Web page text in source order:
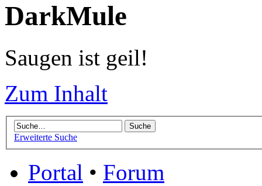
DarkMule
Saugen ist geil!
Zum Inhalt
Erweiterte Suche
Portal • Forum